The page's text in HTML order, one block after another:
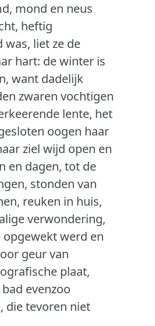
mond en neus
heftig
was, liet ze de
hart: de winter is
want dadelijk
zwaren vochtigen
lente, het
oogen haar
ziel wijd open en
en dagen, tot de
stonden van
reuken in huis,
verwondering,
werd en
geur van
plaat,
evenzoo
die tevoren niet